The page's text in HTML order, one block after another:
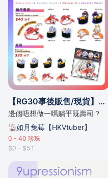
【RG30事後販售/現貨】合作壽司商品【如月兔莓/赤津明里/雨宮みずき/天宮むすび】
邊個唔想做一嚿躺平既壽司？
如月兔莓【HKVtuber】
0 - 40 珍珠
$0 - $5.1